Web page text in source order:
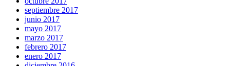
septiembre 2017
junio 2017
mayo 2017
marzo 2017
febrero 2017
enero 2017